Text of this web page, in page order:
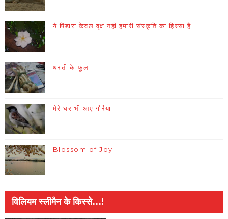
ये पिंडारा केवल वृक्ष नही हमारी संस्कृति का हिस्सा है
धरती के फूल
मेरे घर भी आए गौरैया
Blossom of Joy
विलियम स्लीमैन के किस्से...!